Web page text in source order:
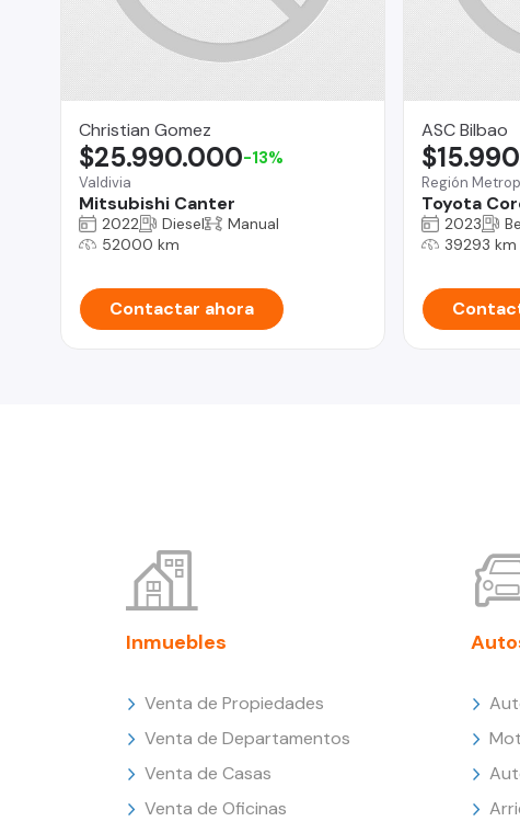
Christian Gomez
Valdivia
Mitsubishi Canter
$25.990.000-13%
2022 Diesel
Manual
52000 km
Contactar ahora
ASC Bilbao
Región
Toyota
2023
39293 km
Inmuebles
Venta de Propiedades
Venta de Departamentos
Venta de Casas
Venta de Oficinas